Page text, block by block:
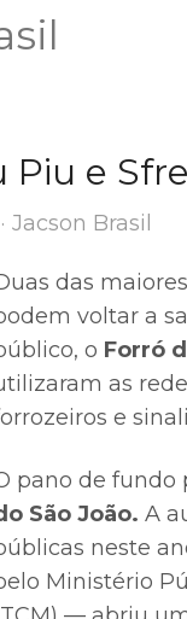
Piu e
Author
Jacson Brasil
das
voltar a
o Forró
as
e
pano de fundo
São João. A
neste
Ministério